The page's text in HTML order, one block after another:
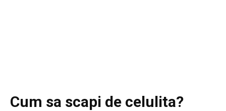
Cum sa scapi de celulita?